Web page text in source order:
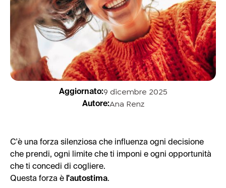
Aggiornato:9 dicembre 2025
Autore:Ana Renz
C'è una forza silenziosa che influenza ogni decisione
che prendi, ogni limite che ti imponi e ogni opportunità
che ti concedi di cogliere.
Questa forza è l'autostima.